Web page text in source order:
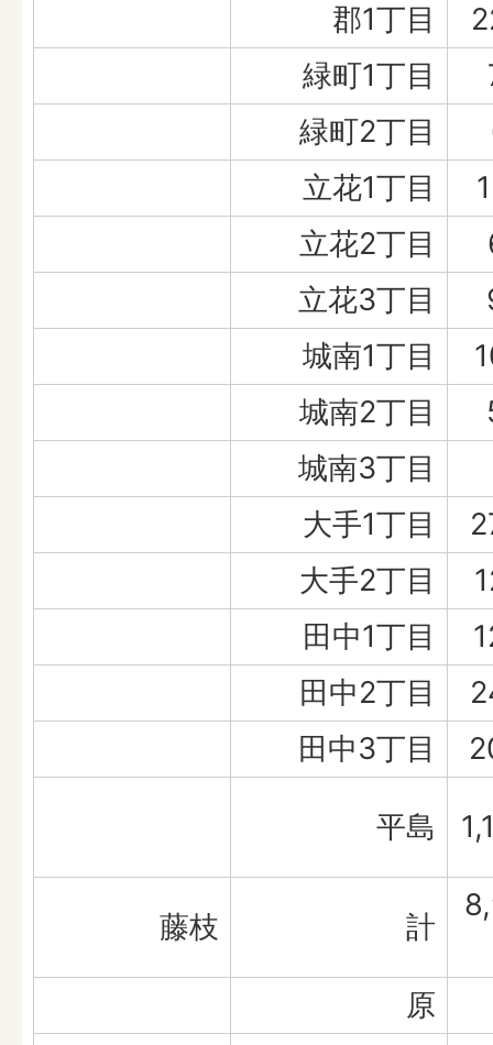
郡1丁目
緑町1丁目
緑町2丁目
立花1丁目
立花2丁目
立花3丁目
城南1丁目
城南2丁目
城南3丁目
大手1丁目
大手2丁目
田中1丁目
田中2丁目
田中3丁目
平島
藤枝 計
原